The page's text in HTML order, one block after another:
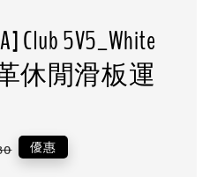
5V5_White
休閒滑板運
優惠